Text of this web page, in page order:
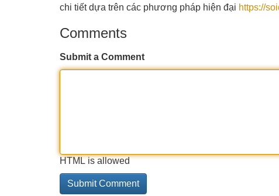
chi tiết dựa trên các phương pháp hiện đại https://
Comments
Submit a Comment
HTML is allowed